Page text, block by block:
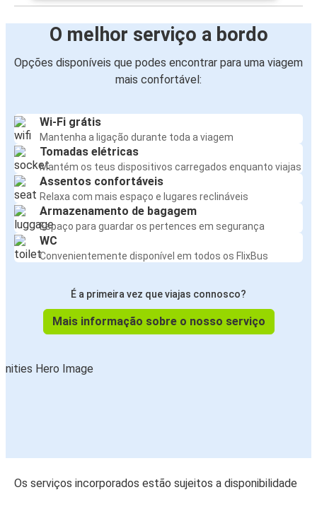
O melhor serviço a bordo
Opções disponíveis que podes encontrar para uma viagem
mais confortável:
Wi-Fi grátis
Mantenha a ligação durante toda a viagem
Tomadas elétricas
Mantém os teus dispositivos carregados enquanto viajas
Assentos confortáveis
Relaxa com mais espaço e lugares reclináveis
Armazenamento de bagagem
Espaço para guardar os pertences em segurança
WC
Convenientemente disponível em todos os FlixBus
É a primeira vez que viajas connosco?
Mais informação sobre o nosso serviço
Os serviços incorporados estão sujeitos a disponibilidade